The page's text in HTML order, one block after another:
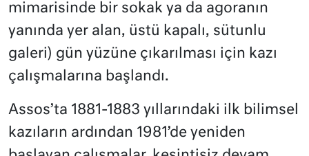
mimarisinde bir sokak ya da agoranın
yanında yer alan, üstü kapalı, sütunlu
galeri) gün yüzüne çıkarılması için kazı
çalışmalarına başlandı.
Assos’ta 1881-1883 yıllarındaki ilk bilimsel
kazıların ardından 1981’de yeniden